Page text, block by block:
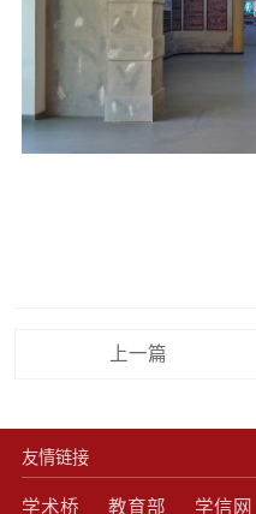
上一篇
友情链接
学术桥 教育部 学信网